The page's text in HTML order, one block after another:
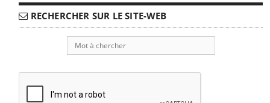
RECHERCHER SUR LE SITE-WEB